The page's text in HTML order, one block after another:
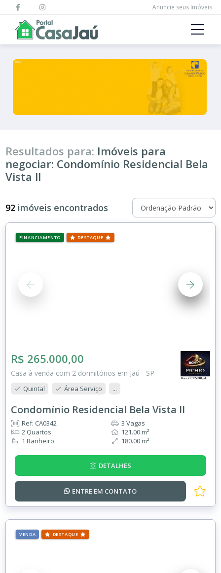
Anuncie seus Imóveis
Resultados para: Imóveis para
negociar: Condomínio Residencial Bela
Vista ll
92 imóveis encontrados
FINANCIAMENTO DESTAQUE
R$ 265.000,00
Casa à venda com 2 dormitórios em Jaú - SP
Quintal Área Serviço ...
Condomínio Residencial Bela Vista ll
Ref: CA0342
2 Quartos
1 Banheiro
3 Vagas
121.00 m²
180.00 m²
DETALHES
ENTRE EM CONTATO
VENDA DESTAQUE